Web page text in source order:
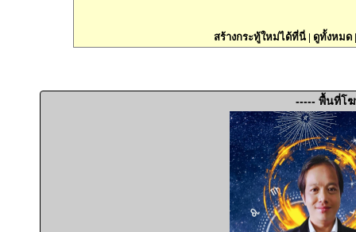
สร้างกระทู้ใหม่ได้ที่นี่| ดูทั้งหมด
----- พื้นที่โ